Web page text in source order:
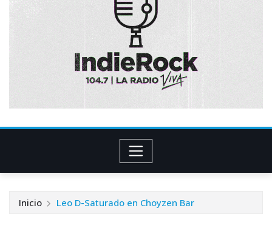
Inicio Leo D-Saturado en Choyzen Bar